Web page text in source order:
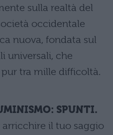
sulla realtà del
occidentale
nuova, fondata sul
universali, che
tra mille difficoltà.
SPUNTI.
arricchire il tuo saggio